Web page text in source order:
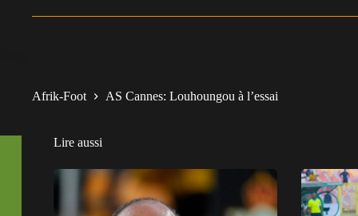
Afrik-Foot AS Cannes: Louhoungou à l’essai
Lire aussi